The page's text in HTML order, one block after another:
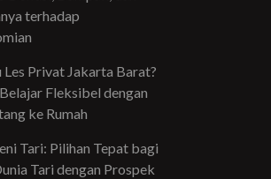
terhadap
Les Privat Jakarta Barat?
Fleksibel dengan
ke Rumah
Tari: Pilihan Tepat bagi
Tari dengan Prospek